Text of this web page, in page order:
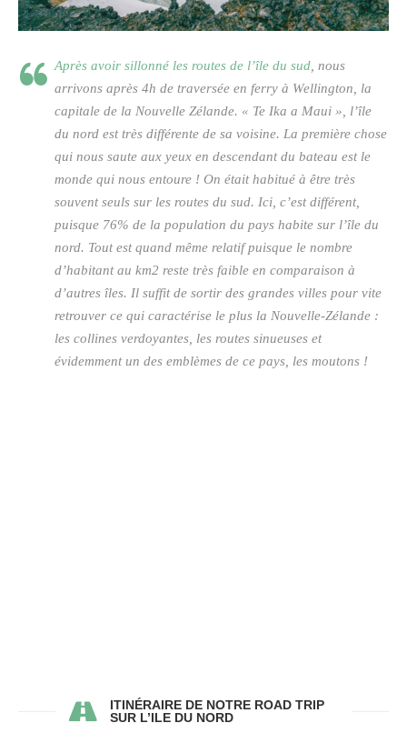
Après avoir sillonné les routes de l’île du sud , nous
arrivons après 4h de traversée en ferry à Wellington, la
capitale de la Nouvelle Zélande. « Te Ika a Maui », l’île
du nord est très différente de sa voisine. La première chose
qui nous saute aux yeux en descendant du bateau est le
monde qui nous entoure ! On était habitué à être très
souvent seuls sur les routes du sud. Ici, c’est différent,
puisque 76% de la population du pays habite sur l’île du
nord. Tout est quand même relatif puisque le nombre
d’habitant au km2 reste très faible en comparaison à
d’autres îles. Il suffit de sortir des grandes villes pour vite
retrouver ce qui caractérise le plus la Nouvelle-Zélande :
les collines verdoyantes, les routes sinueuses et
évidemment un des emblèmes de ce pays, les moutons !
ITINÉRAIRE DE NOTRE ROAD TRIP
SUR L’ILE DU NORD